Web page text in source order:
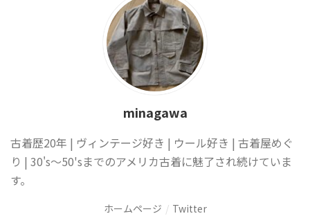
minagawa
古着歴20年 | ヴィンテージ好き | ウール好き | 古着屋めぐ
り | 30's〜50'sまでのアメリカ古着に魅了され続けていま
す。
ホームページ Twitter